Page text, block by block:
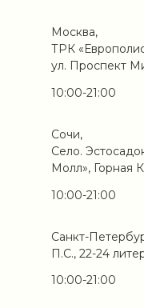
10:00-21:00
Санкт-
П.С., 22-24
10:00-21:00
Сочи,
Село.
Молл», Горная
10:00-21:00
Москва,
ТРК
ул. Проспект